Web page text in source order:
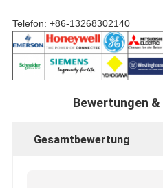
Telefon: +86-13268302140
Bewertungen
Gesamtbewertung